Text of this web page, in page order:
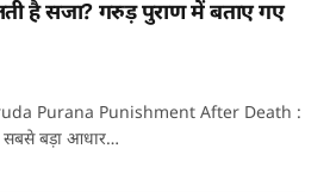
है सजा? गरुड़ पुराण में बताए गए
Purana Punishment After Death :
सबसे बड़ा आधार…